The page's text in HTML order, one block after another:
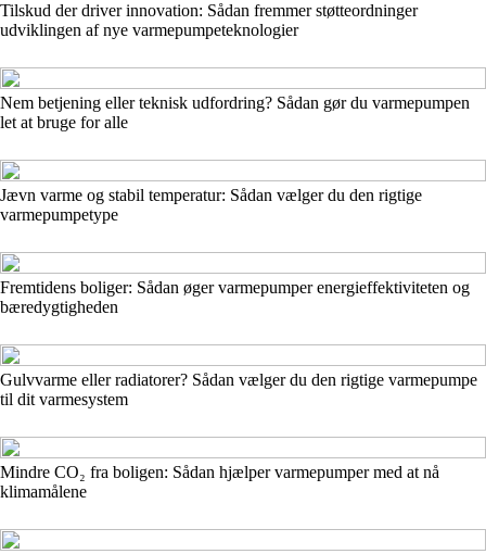
Tilskud der driver innovation: Sådan fremmer støtteordninger
udviklingen af nye varmepumpeteknologier
Nem betjening eller teknisk udfordring? Sådan gør du varmepumpen
let at bruge for alle
Jævn varme og stabil temperatur: Sådan vælger du den rigtige
varmepumpetype
Fremtidens boliger: Sådan øger varmepumper energieffektiviteten og
bæredygtigheden
Gulvvarme eller radiatorer? Sådan vælger du den rigtige varmepumpe
til dit varmesystem
Mindre CO₂ fra boligen: Sådan hjælper varmepumper med at nå
klimamålene